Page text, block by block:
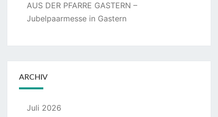
AUS DER PFARRE GASTERN –
Jubelpaarmesse in Gastern
ARCHIV
Juli 2026